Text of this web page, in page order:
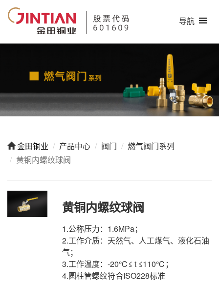
导航
金田铜业 产品中心 阀门
燃气阀门系列
黄铜内螺纹球阀
黄铜内螺纹球阀
1.公称压力：1.6MPa；
2.工作介质：天然气、人工煤气、液化石油
气；
3.工作温度：-20℃≤ t ≤110℃；
4.圆柱管螺纹符合ISO228标准